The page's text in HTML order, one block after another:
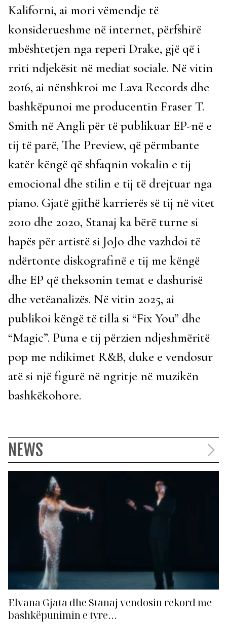
Kaliforni, ai mori vëmendje të
konsiderueshme në internet, përfshirë
mbështetjen nga reperi Drake, gjë që i
rriti ndjekësit në mediat sociale. Në vitin
2016, ai nënshkroi me Lava Records dhe
bashkëpunoi me producentin Fraser T.
Smith në Angli për të publikuar EP-në e
tij të parë, The Preview, që përmbante
katër këngë që shfaqnin vokalin e tij
emocional dhe stilin e tij të drejtuar nga
piano. Gjatë gjithë karrierës së tij në vitet
2010 dhe 2020, Stanaj ka bërë turne si
hapës për artistë si JoJo dhe vazhdoi të
ndërtonte diskografinë e tij me këngë
dhe EP që theksonin temat e dashurisë
dhe vetëanalizës. Në vitin 2025, ai
publikoi këngë të tilla si “Fix You” dhe
“Magic”. Puna e tij përzien ndjeshmëritë
pop me ndikimet R&B, duke e vendosur
atë si një figurë në ngritje në muzikën
bashkëkohore.
NEWS
Elvana Gjata dhe Stanaj vendosin rekord me
bashkëpunimin e tyre…